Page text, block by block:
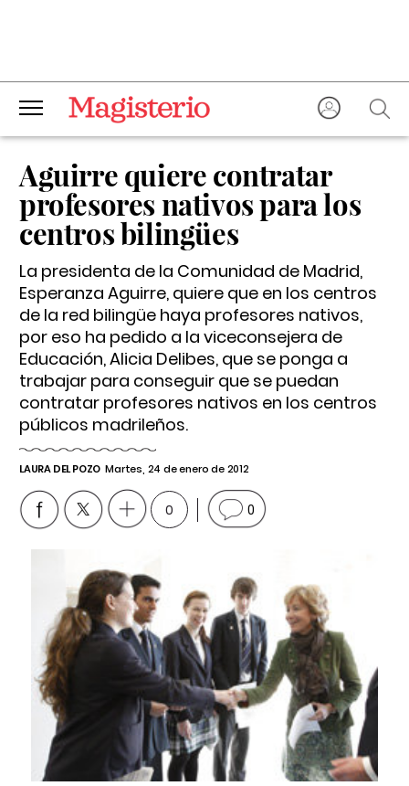
Aguirre quiere contratar
profesores nativos para los
centros bilingües
La presidenta de la Comunidad de Madrid,
Esperanza Aguirre, quiere que en los centros
de la red bilingüe haya profesores nativos,
por eso ha pedido a la viceconsejera de
Educación, Alicia Delibes, que se ponga a
trabajar para conseguir que se puedan
contratar profesores nativos en los centros
públicos madrileños.
LAURA DEL POZO Martes, 24 de enero de 2012
0 0